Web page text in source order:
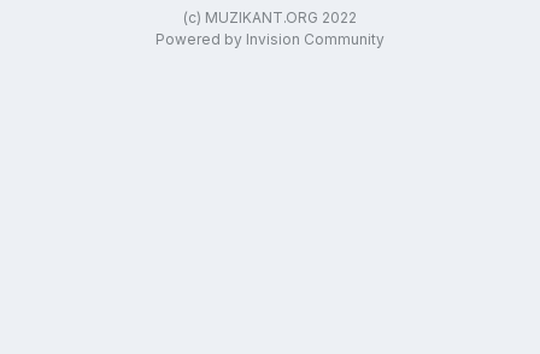
(c) MUZIKANT.ORG 2022
Powered by Invision Community